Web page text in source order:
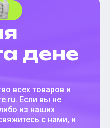
дене
всех товаров и
Если вы не
из наших
с нами, и